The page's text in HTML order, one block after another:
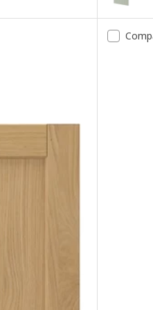
Opción:
Opción:
Opción:
Opción: